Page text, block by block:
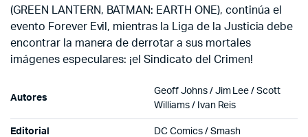
(GREEN LANTERN, BATMAN: EARTH ONE), continúa el
evento Forever Evil, mientras la Liga de la Justicia debe
encontrar la manera de derrotar a sus mortales
imágenes especulares: ¡el Sindicato del Crimen!
Autores
Geoff Johns / Jim Lee / Scott
Williams / Ivan Reis
Editorial DC Comics / Smash